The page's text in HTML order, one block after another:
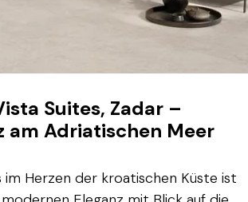
Suites, Zadar –
am Adriatischen Meer
im Herzen der kroatischen Küste ist